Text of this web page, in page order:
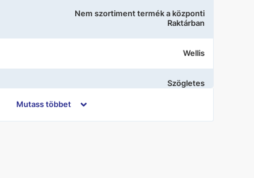
Nem szortiment termék a központi
Raktárban
Wellis
Szögletes
Mutass többet